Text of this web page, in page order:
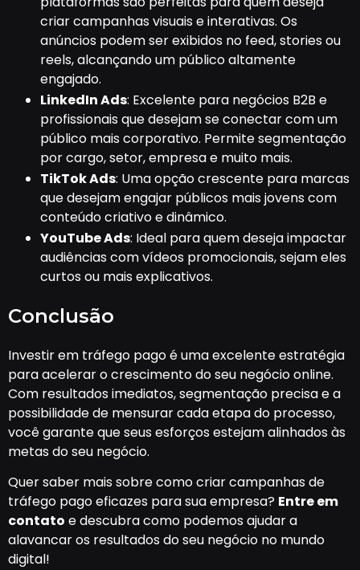
criar campanhas visuais e interativas. Os
anúncios podem ser exibidos no feed, stories ou
reels, alcançando um público altamente
engajado.
LinkedIn Ads: Excelente para negócios B2B e
profissionais que desejam se conectar com um
público mais corporativo. Permite segmentação
por cargo, setor, empresa e muito mais.
TikTok Ads: Uma opção crescente para marcas
que desejam engajar públicos mais jovens com
conteúdo criativo e dinâmico.
YouTube Ads: Ideal para quem deseja impactar
audiências com vídeos promocionais, sejam eles
curtos ou mais explicativos.
Conclusão
Investir em tráfego pago é uma excelente estratégia
para acelerar o crescimento do seu negócio online.
Com resultados imediatos, segmentação precisa e a
possibilidade de mensurar cada etapa do processo,
você garante que seus esforços estejam alinhados às
metas do seu negócio.
Quer saber mais sobre como criar campanhas de
tráfego pago eficazes para sua empresa? Entre em
contato e descubra como podemos ajudar a
alavancar os resultados do seu negócio no mundo
digital!